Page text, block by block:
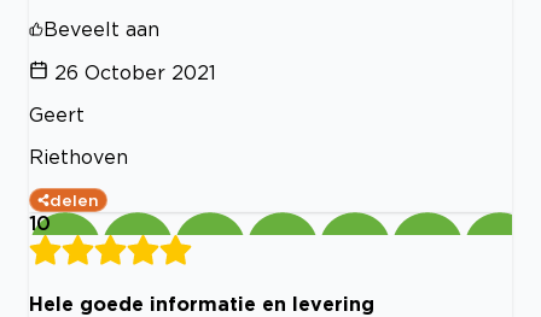
Beveelt aan
26 October 2021
Geert
Riethoven
delen
10
Hele goede informatie en levering